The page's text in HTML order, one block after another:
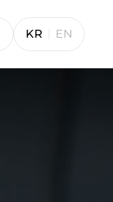
KR EN